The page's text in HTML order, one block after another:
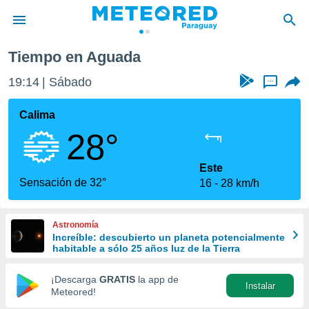
de
ha
calidad.
a este
las
y
forma
digital
basada
Tiempo en Aguada
19:15 Sábado ...
Calima
28°
Sensación de 32°
Este
16
28 km/h
Astronomía
Increíble: descubierto un planeta potencialmente
habitable a sólo 25 años luz de la Tierra
¡Descarga GRATIS la app de
Meteored!
Instalar